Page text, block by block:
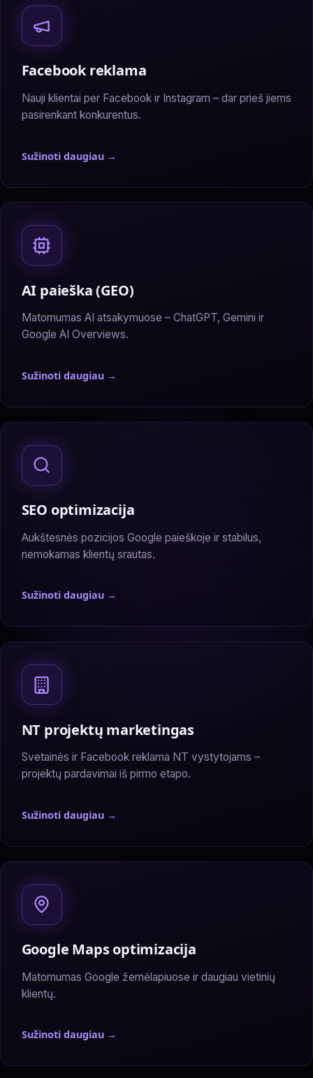
Facebook reklama
Nauji klientai per Facebook ir Instagram – dar prieš jiems
pasirenkant konkurentus.
Sužinoti daugiau →
— Facebook reklama
AI paieška (GEO)
Matomumas AI atsakymuose – ChatGPT, Gemini ir
Google AI Overviews.
Sužinoti daugiau →
— AI paieška (GEO)
SEO optimizacija
Aukštesnės pozicijos Google paieškoje ir stabilus,
nemokamas klientų srautas.
Sužinoti daugiau →
— SEO optimizacija
NT projektų marketingas
Svetainės ir Facebook reklama NT vystytojams –
projektų pardavimai iš pirmo etapo.
Sužinoti daugiau →
— NT projektų marketingas
Google Maps optimizacija
Matomumas Google žemėlapiuose ir daugiau vietinių
klientų.
Sužinoti daugiau →
— Google Maps optimizacija